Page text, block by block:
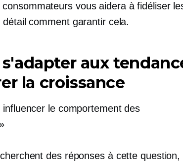
vous aidera à fidéliser
comment garantir cela.
aux
la croissance
le comportement des
des réponses à cette question,